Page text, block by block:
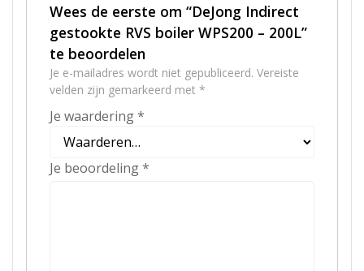
Wees de eerste om “DeJong Indirect
gestookte RVS boiler WPS200 – 200L”
te beoordelen
Je e-mailadres wordt niet gepubliceerd. Vereiste
velden zijn gemarkeerd met *
Je waardering*
Je beoordeling*